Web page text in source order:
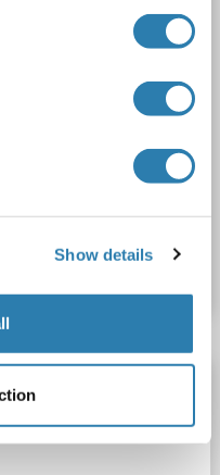
Show details
Détails
WB
Hôte: Lapin